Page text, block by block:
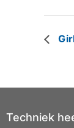
Techniek